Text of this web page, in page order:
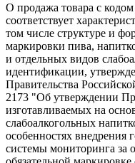
О продажа товара с
соответствует
том числе структуре и
маркировки пива,
и отдельных видов
идентификации,
Правительства
2173 "Об утверждении
изготавливаемых на
слабоалкогольных
особенностях внедрения
системы мониторинга за